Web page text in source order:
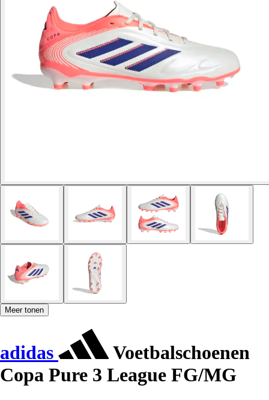
Meer tonen
adidas
Voetbalschoenen
Copa Pure 3 League FG/MG